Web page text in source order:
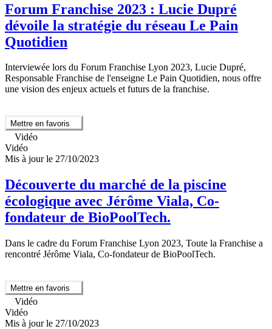
Forum Franchise 2023 : Lucie Dupré
dévoile la stratégie du réseau Le Pain
Quotidien
Interviewée lors du Forum Franchise Lyon 2023, Lucie Dupré,
Responsable Franchise de l'enseigne Le Pain Quotidien, nous offre
une vision des enjeux actuels et futurs de la franchise.
Mettre en favoris
Vidéo
Vidéo
Mis à jour le 27/10/2023
Découverte du marché de la piscine
écologique avec Jérôme Viala, Co-
fondateur de BioPoolTech.
Dans le cadre du Forum Franchise Lyon 2023, Toute la Franchise a
rencontré Jérôme Viala, Co-fondateur de BioPoolTech.
Mettre en favoris
Vidéo
Vidéo
Mis à jour le 27/10/2023